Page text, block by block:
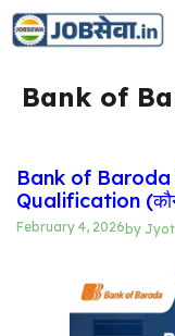
Skip
Bank of
Bank of
Qualification
जरूरी है?)
February 4, 2026 by